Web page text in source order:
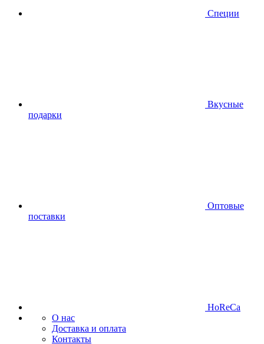
Специи
Вкусные
подарки
Оптовые
поставки
HoReCa
О нас
Доставка и оплата
Контакты